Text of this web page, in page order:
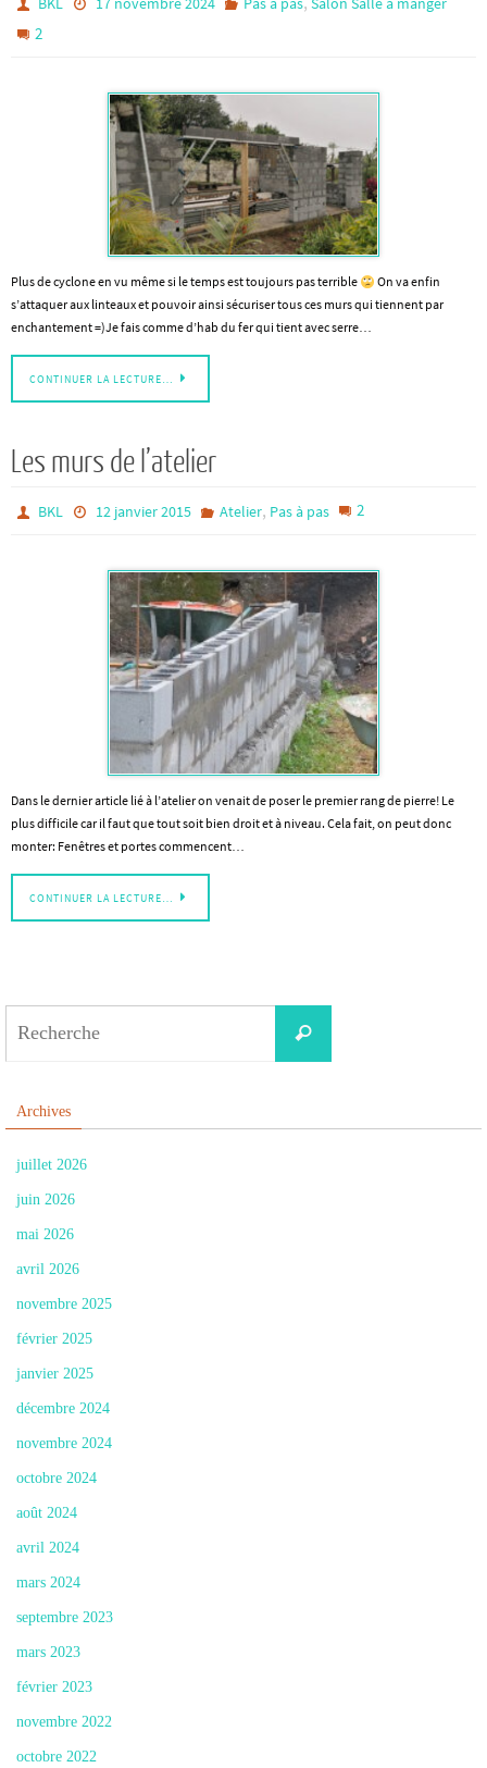
2
Plus de cyclone en vu même si le temps est toujours pas terrible
On va enfin
s’attaquer aux linteaux et pouvoir ainsi sécuriser tous ces murs qui tiennent par
enchantement =)Je fais comme d’hab du fer qui tient avec serre…
CONTINUER LA LECTURE…
Les murs de l’atelier
BKL 12 janvier 2015 Atelier, Pas à pas 2
Dans le dernier article lié à l’atelier on venait de poser le premier rang de pierre! Le
plus difficile car il faut que tout soit bien droit et à niveau. Cela fait, on peut donc
monter: Fenêtres et portes commencent…
CONTINUER LA LECTURE…
Recherche
Archives
juillet 2026
juin 2026
mai 2026
avril 2026
novembre 2025
février 2025
janvier 2025
décembre 2024
novembre 2024
octobre 2024
août 2024
avril 2024
mars 2024
septembre 2023
mars 2023
février 2023
novembre 2022
octobre 2022